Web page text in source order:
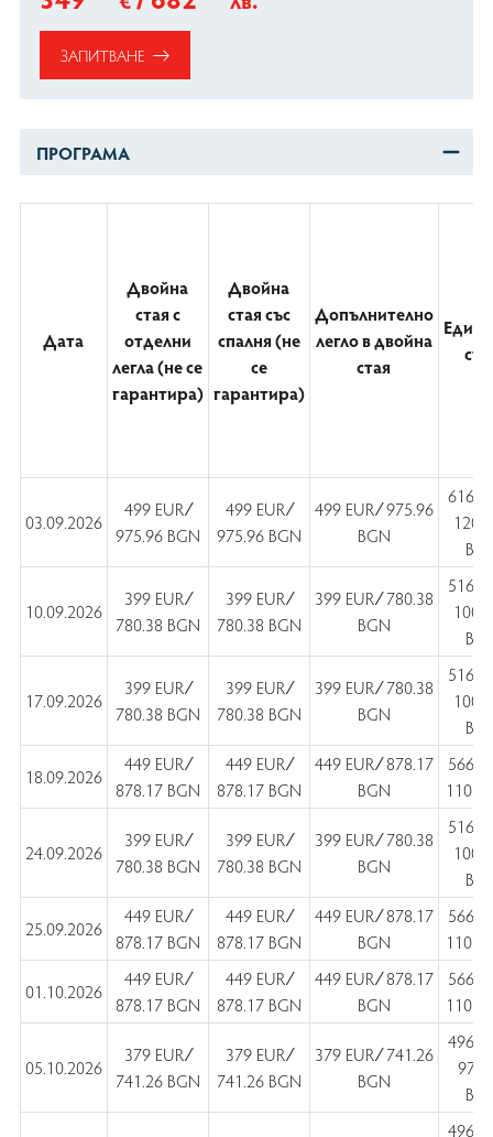
ЗАПИТВАНЕ
ПРОГРАМА
Дата
Двойна
стая с
отделни
легла (не се
гарантира)
Двойна
стая със
спалня (не
се
гарантира)
Допълнително
легло в двойна
стая
03.09.2026
499 EUR ∕
975.96 BGN
499 EUR ∕
975.96 BGN
499 EUR ∕ 975.96
BGN
616
10.09.2026
399 EUR ∕
780.38 BGN
399 EUR ∕
780.38 BGN
399 EUR ∕ 780.38
BGN
516
17.09.2026
399 EUR ∕
780.38 BGN
399 EUR ∕
780.38 BGN
399 EUR ∕ 780.38
BGN
516
18.09.2026
449 EUR ∕
878.17 BGN
449 EUR ∕
878.17 BGN
449 EUR ∕ 878.17
BGN
566
1107
24.09.2026
399 EUR ∕
780.38 BGN
399 EUR ∕
780.38 BGN
399 EUR ∕ 780.38
BGN
516
25.09.2026
449 EUR ∕
878.17 BGN
449 EUR ∕
878.17 BGN
449 EUR ∕ 878.17
BGN
566
1107
01.10.2026
449 EUR ∕
878.17 BGN
449 EUR ∕
878.17 BGN
449 EUR ∕ 878.17
BGN
566
1107
05.10.2026
379 EUR ∕
741.26 BGN
379 EUR ∕
741.26 BGN
379 EUR ∕ 741.26
BGN
496
496